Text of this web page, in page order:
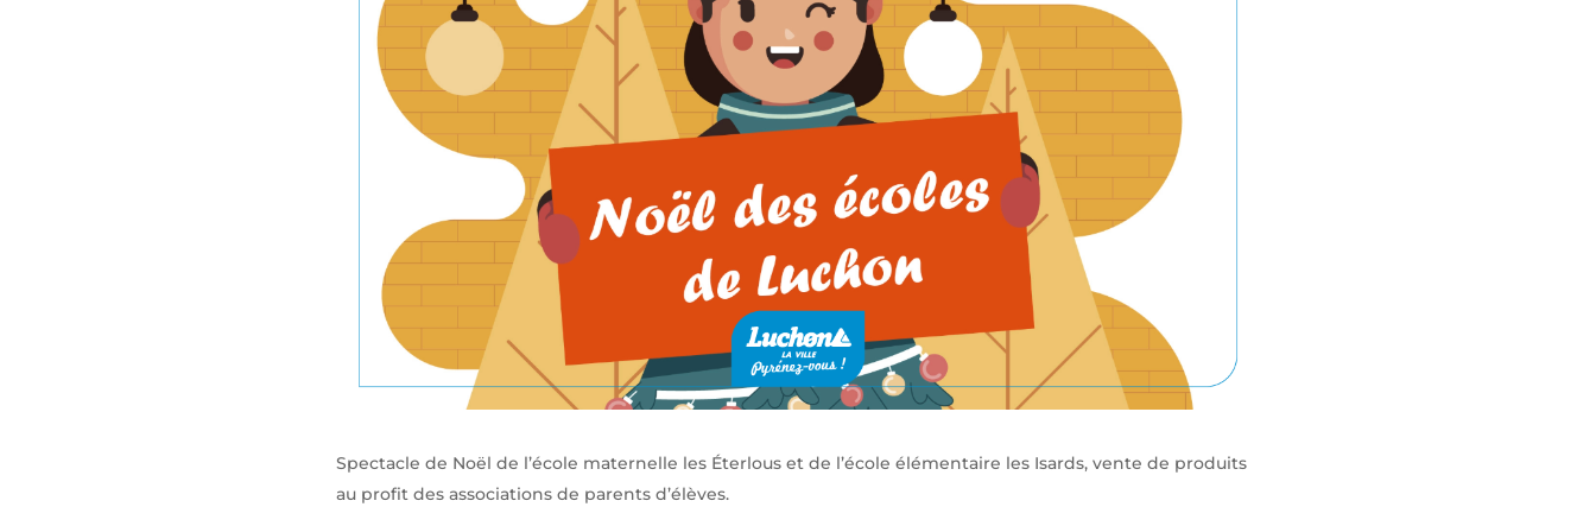
Spectacle de Noël de l’école maternelle les Éterlous et de l’école élémentaire les Isards, vente de produits
au profit des associations de parents d’élèves.